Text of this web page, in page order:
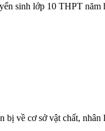
sinh lớp 10 THPT
bị về cơ sở vật chất, nhân